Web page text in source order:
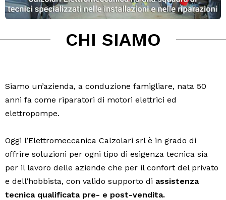
CHI SIAMO
Siamo un’azienda, a conduzione famigliare, nata 50
anni fa come riparatori di motori elettrici ed
elettropompe.
Oggi l’Elettromeccanica Calzolari srl è in grado di
offrire soluzioni per ogni tipo di esigenza tecnica sia
per il lavoro delle aziende che per il confort del privato
e dell’hobbista, con valido supporto di assistenza
tecnica qualificata pre- e post-vendita.